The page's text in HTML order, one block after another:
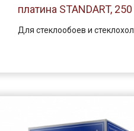
платина STANDART, 250
Для стеклообоев и